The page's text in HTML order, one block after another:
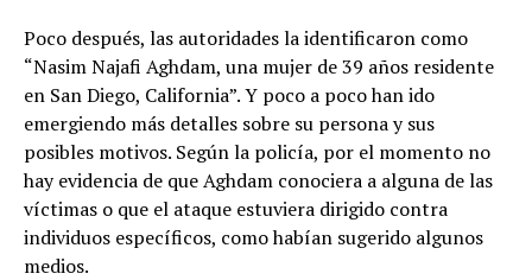
Poco después, las autoridades la identificaron como
“Nasim Najafi Aghdam, una mujer de 39 años residente
en San Diego, California”. Y poco a poco han ido
emergiendo más detalles sobre su persona y sus
posibles motivos. Según la policía, por el momento no
hay evidencia de que Aghdam conociera a alguna de las
víctimas o que el ataque estuviera dirigido contra
individuos específicos, como habían sugerido algunos
medios.